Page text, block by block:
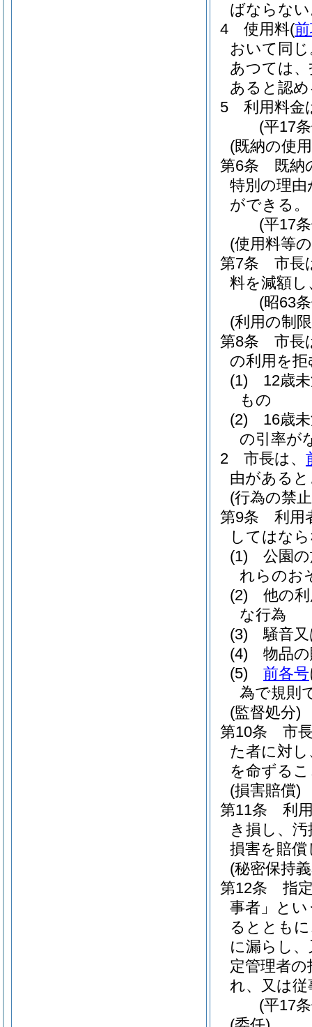
ばならな
4
使用料(
おいて同じ
あつては
あると認
5
利用料金
(平17
(既納の使
第6条
既納
特別の理
ができる。
(平17
(使用料等
第7条
市長
料を減額
(昭63
(利用の制
第8条
市長
の利用を
(1)
12歳
もの
(2)
16歳
の引率が
2
市長は、
由がある
(行為の禁
第9条
利用
してはな
(1)
公園
れらのお
(2)
他の
な行為
(3)
騒音
(4)
物品
(5)
前各号
為で規則
(監督処分)
第10条
市
た者に対
を命ずる
(損害賠償)
第11条
利
き損し、
損害を賠
(秘密保持
第12条
指
事者」とい
るととも
に漏らし
定管理者
れ、又は
(平17